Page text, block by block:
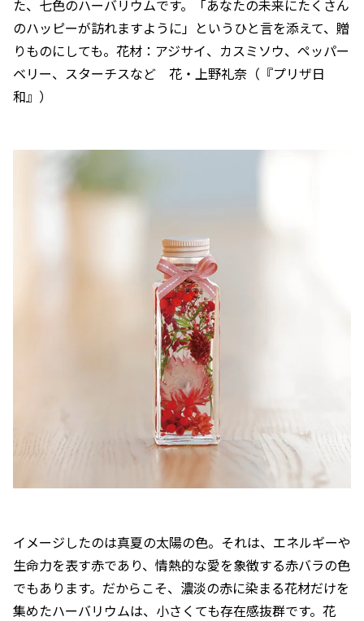
た、七色のハーバリウムです。「あなたの未来にたくさん
のハッピーが訪れますように」というひと言を添えて、贈
りものにしても。花材：アジサイ、カスミソウ、ペッパー
ベリー、スターチスなど 花・上野礼奈（『プリザ日
和』）
イメージしたのは真夏の太陽の色。それは、エネルギーや
生命力を表す赤であり、情熱的な愛を象徴する赤バラの色
でもあります。だからこそ、濃淡の赤に染まる花材だけを
集めたハーバリウムは、小さくても存在感抜群です。花